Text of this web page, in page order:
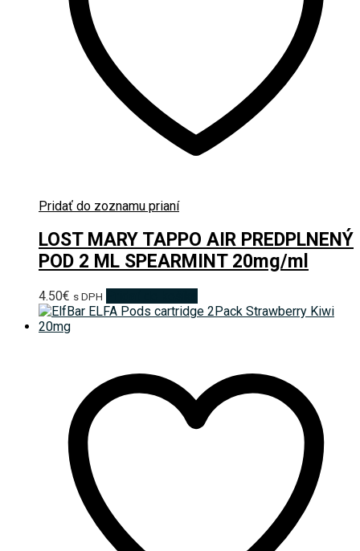
Pridať do zoznamu prianí
LOST MARY TAPPO AIR PREDPLNENÝ
POD 2 ML SPEARMINT 20mg/ml
4.50€ s DPH